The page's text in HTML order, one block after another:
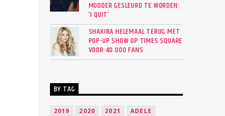
MODDER GESLEURD TE WORDEN:
‘I QUIT’
SHAKIRA HELEMAAL TERUG MET
POP-UP SHOW OP TIMES SQUARE
VOOR 40.000 FANS
BY TAG
2019 2020 2021
ADELE